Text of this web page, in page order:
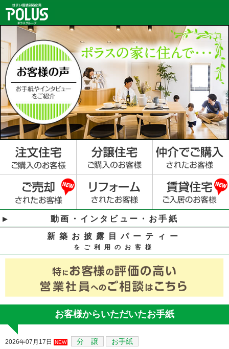
動画・インタビュー・お手紙
新築お披露目パーティー
をご利用のお客様
お客様からいただいたお手紙
2026年07月17日 NEW 分 譲 お手紙